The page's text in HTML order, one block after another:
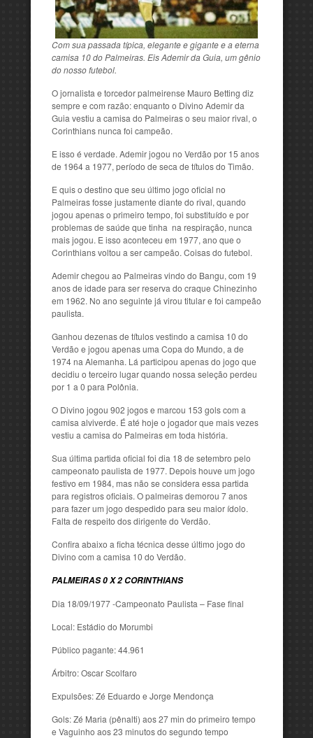
Com sua passada típica, elegante e gigante e a eterna
camisa 10 do Palmeiras. Eis Ademir da Guia, um gênio
do nosso futebol.
O jornalista e torcedor palmeirense Mauro Betting diz
sempre e com razão: enquanto o Divino Ademir da
Guia vestiu a camisa do Palmeiras o seu maior rival, o
Corinthians nunca foi campeão.
E isso é verdade. Ademir jogou no Verdão por 15 anos
de 1964 a 1977, período de seca de títulos do Timão.
E quis o destino que seu último jogo oficial no
Palmeiras fosse justamente diante do rival, quando
jogou apenas o primeiro tempo, foi substituído e por
problemas de saúde que tinha na respiração, nunca
mais jogou. E isso aconteceu em 1977, ano que o
Corinthians voltou a ser campeão. Coisas do futebol.
Ademir chegou ao Palmeiras vindo do Bangu, com 19
anos de idade para ser reserva do craque Chinezinho
em 1962. No ano seguinte já virou titular e foi campeão
paulista.
Ganhou dezenas de títulos vestindo a camisa 10 do
Verdão e jogou apenas uma Copa do Mundo, a de
1974 na Alemanha. Lá participou apenas do jogo que
decidiu o terceiro lugar quando nossa seleção perdeu
por 1 a 0 para Polônia.
O Divino jogou 902 jogos e marcou 153 gols com a
camisa alviverde. É até hoje o jogador que mais vezes
vestiu a camisa do Palmeiras em toda história.
Sua última partida oficial foi dia 18 de setembro pelo
campeonato paulista de 1977. Depois houve um jogo
festivo em 1984, mas não se considera essa partida
para registros oficiais. O palmeiras demorou 7 anos
para fazer um jogo despedido para seu maior ídolo.
Falta de respeito dos dirigente do Verdão.
Confira abaixo a ficha técnica desse último jogo do
Divino com a camisa 10 do Verdão.
PALMEIRAS 0 X 2 CORINTHIANS
Dia 18/09/1977 -Campeonato Paulista – Fase final
Local: Estádio do Morumbi
Público pagante: 44.961
Árbitro: Oscar Scolfaro
Expulsões: Zé Eduardo e Jorge Mendonça
Gols: Zé Maria (pênalti) aos 27 min do primeiro tempo
e Vaguinho aos 23 minutos do segundo tempo